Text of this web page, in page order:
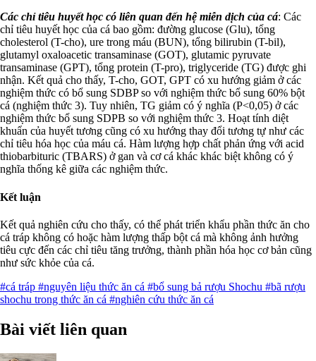
Các chỉ tiêu huyết học có liên quan đến hệ miễn dịch của cá: Các
chỉ tiêu huyết học của cá bao gồm: đường glucose (Glu), tổng
cholesterol (T-cho), ure trong máu (BUN), tổng bilirubin (T-bil),
glutamyl oxaloacetic transaminase (GOT), glutamic pyruvate
transaminase (GPT), tổng protein (T-pro), triglyceride (TG) được ghi
nhận. Kết quả cho thấy, T-cho, GOT, GPT có xu hướng giảm ở các
nghiệm thức có bổ sung SDBP so với nghiệm thức bổ sung 60% bột
cá (nghiệm thức 3). Tuy nhiên, TG giảm có ý nghĩa (P<0,05) ở các
nghiệm thức bổ sung SDPB so với nghiệm thức 3. Hoạt tính diệt
khuẩn của huyết tương cũng có xu hướng thay đổi tương tự như các
chỉ tiêu hóa học của máu cá. Hàm lượng hợp chất phản ứng với acid
thiobarbituric (TBARS) ở gan và cơ cá khác khác biệt không có ý
nghĩa thống kê giữa các nghiệm thức.
Kết luận
Kết quả nghiên cứu cho thấy, có thể phát triển khẩu phần thức ăn cho
cá tráp không có hoặc hàm lượng thấp bột cá mà không ảnh hưởng
tiêu cực đến các chỉ tiêu tăng trưởng, thành phần hóa học cơ bản cũng
như sức khỏe của cá.
#cá tráp #nguyên liệu thức ăn cá #bổ sung bả rượu Shochu #bã rượu
shochu trong thức ăn cá #nghiên cứu thức ăn cá
Bài viết liên quan